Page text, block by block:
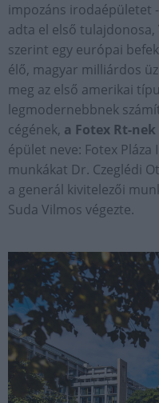
impozáns irodaépületet
adta el első tulajdonosa,
szerint egy európai
élő, magyar milliárdos
meg az első amerikai
legmodernebbnek
cégének, a Fotex Rt-
épület neve: Fotex
munkákat Dr. Czeglédi
a generál kivitelezői
Suda Vilmos végezte.